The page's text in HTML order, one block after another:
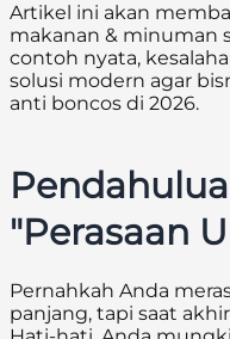
Artikel ini akan
makanan & minuman
contoh nyata,
solusi modern agar
anti boncos di 2026.
"Perasaan
Pernahkah Anda
panjang, tapi saat